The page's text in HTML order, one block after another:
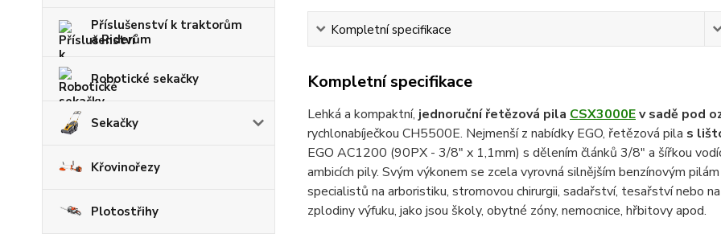
Příslušenství k traktorům
a Riderům
Robotické sekačky
Sekačky
Křovinořezy
Plotostřihy
Kompletní specifikace
Kompletní specifikace
Lehká a kompaktní, jednoruční řetězová pila CSX3000Ev sadě pod
rychlonabíječkou CH5500E. Nejmenší z nabídky EGO, řetězová pila s
EGO AC1200 (90PX - 3/8" x 1,1mm) s dělením článků 3/8" a šířkou
ambicích pily. Svým výkonem se zcela vyrovná silnějším benzínovým
specialistů na arboristiku, stromovou chirurgii, sadařství, tesařství nebo
zplodiny výfuku, jako jsou školy, obytné zóny, nemocnice, hřbitovy apod.